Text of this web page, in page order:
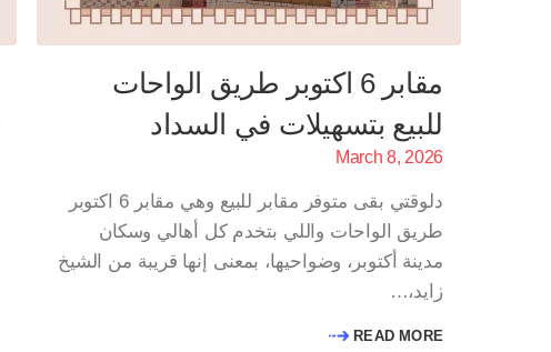
مقابر 6 اكتوبر طريق الواحات
للبيع بتسهيلات في السداد
March 8, 2026
دلوقتي بقى متوفر مقابر للبيع وهي مقابر 6 اكتوبر
طريق الواحات واللي بتخدم كل أهالي وسكان
مدينة أكتوبر، وضواحيها، بمعنى إنها قريبة من الشيخ
زايد،…
READ MORE